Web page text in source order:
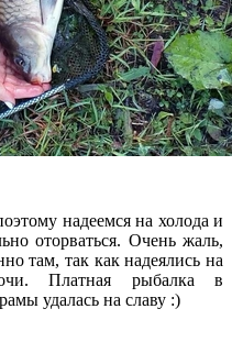
надеемся на холода и
оторваться. Очень жаль,
там, так как надеялись на
Платная рыбалка в
удалась на славу :)